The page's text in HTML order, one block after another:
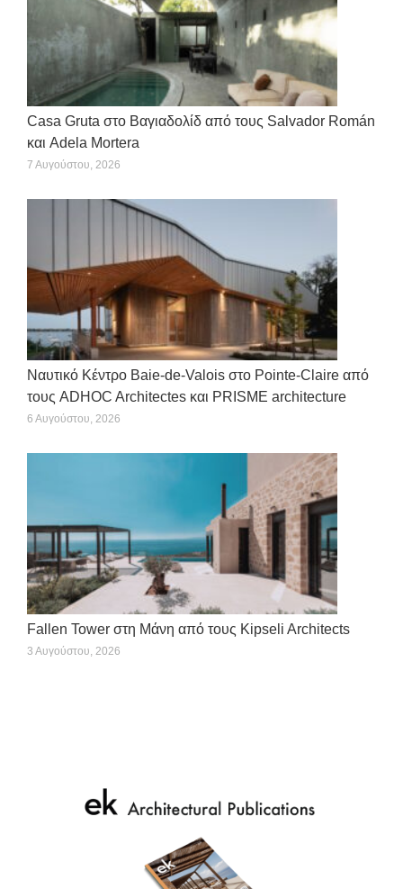
Casa Gruta στο Βαγιαδολίδ από τους Salvador Román
και Adela Mortera
7 Αυγούστου, 2026
Ναυτικό Κέντρο Baie-de-Valois στο Pointe-Claire από
τους ADHOC Architectes και PRISME architecture
6 Αυγούστου, 2026
Fallen Tower στη Μάνη από τους Kipseli Architects
3 Αυγούστου, 2026